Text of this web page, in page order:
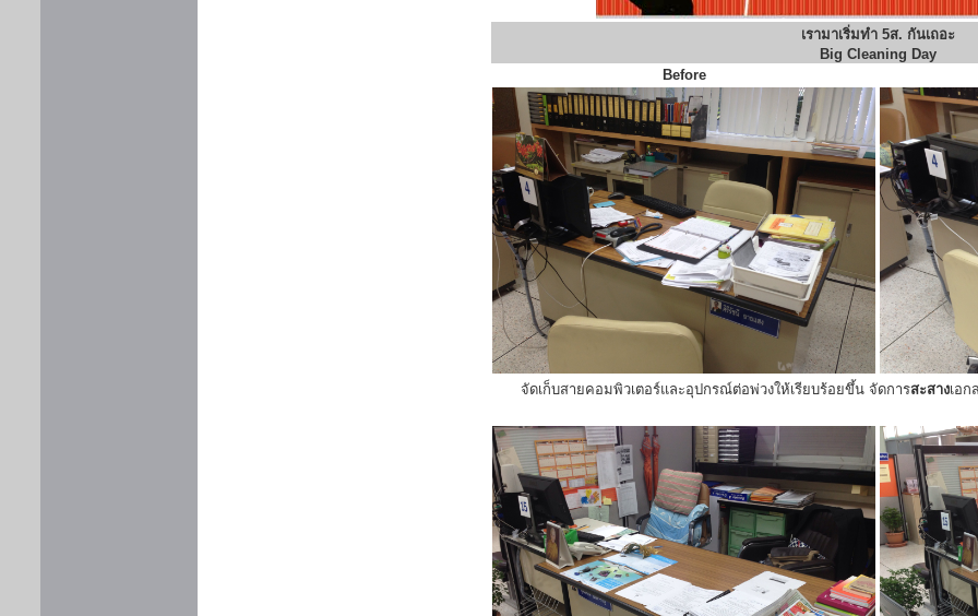
เรามาเริ่มทำ 5ส. กันเถอะ
Big Cleaning Day
Before
จัดเก็บสายคอมพิวเตอร์และอุปกรณ์ต่อพ่วงให้เรียบร้อยขึ้น จัดการสะสางเอก